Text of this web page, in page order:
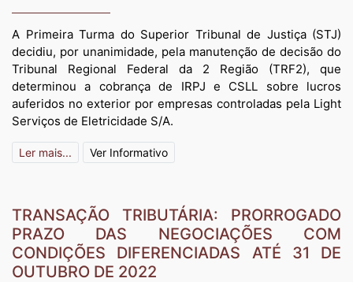
A Primeira Turma do Superior Tribunal de Justiça (STJ)
decidiu, por unanimidade, pela manutenção de decisão do
Tribunal Regional Federal da 2 Região (TRF2), que
determinou a cobrança de IRPJ e CSLL sobre lucros
auferidos no exterior por empresas controladas pela Light
Serviços de Eletricidade S/A.
Ler mais... Ver Informativo
TRANSAÇÃO TRIBUTÁRIA: PRORROGADO
PRAZO DAS NEGOCIAÇÕES COM
CONDIÇÕES DIFERENCIADAS ATÉ 31 DE
OUTUBRO DE 2022